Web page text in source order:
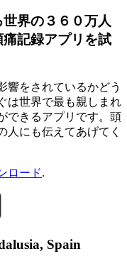
界の３６０万人
記録アプリを試
響をされているかどう
は世界で最も親しまれ
できるアプリです。頭
人にも伝えてあげてく
ロード.
Spain